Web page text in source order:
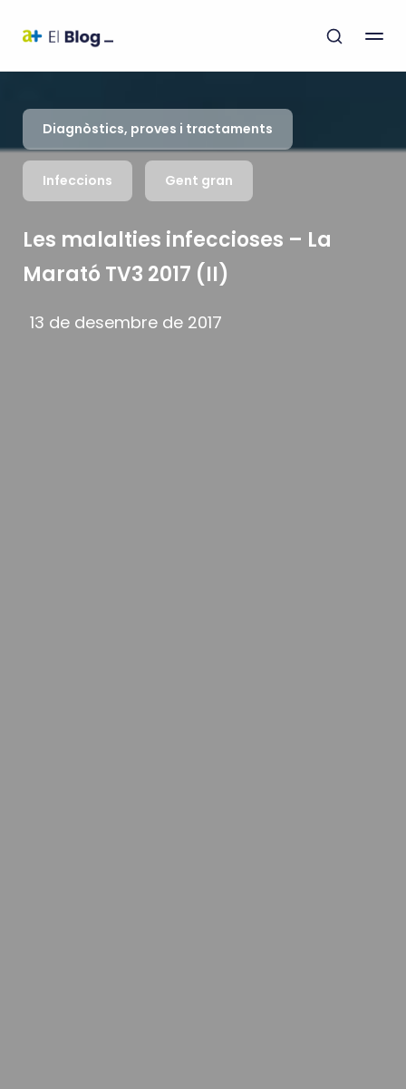
Diagnòstics, proves i tractaments
Infeccions Gent gran
Les malalties infeccioses – La
Marató TV3 2017 (II)
13 de desembre de 2017